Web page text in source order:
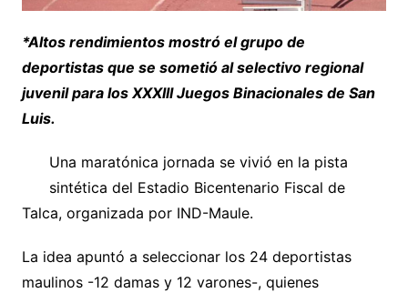
*Altos rendimientos mostró el grupo de
deportistas que se sometió al selectivo regional
juvenil para los XXXIII Juegos Binacionales de San
Luis.
Una maratónica jornada se vivió en la pista
sintética del Estadio Bicentenario Fiscal de
Talca, organizada por IND-Maule.
La idea apuntó a seleccionar los 24 deportistas
maulinos -12 damas y 12 varones-, quienes